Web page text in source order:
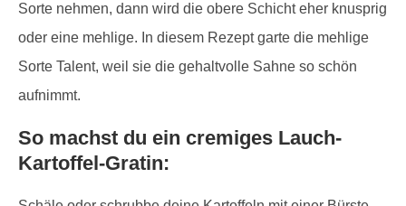
Sorte nehmen, dann wird die obere Schicht eher knusprig
oder eine mehlige. In diesem Rezept garte die mehlige
Sorte Talent, weil sie die gehaltvolle Sahne so schön
aufnimmt.
So machst du ein cremiges Lauch-
Kartoffel-Gratin: